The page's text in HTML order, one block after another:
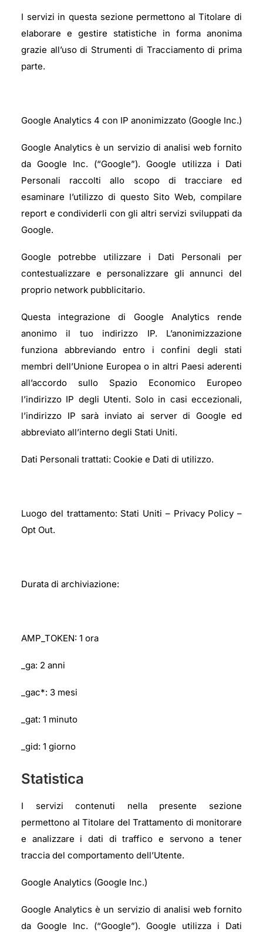
I servizi in questa sezione permettono al Titolare di
elaborare e gestire statistiche in forma anonima
grazie all’uso di Strumenti di Tracciamento di prima
parte.
Google Analytics 4 con IP anonimizzato (Google Inc.)
Google Analytics è un servizio di analisi web fornito
da Google Inc. (“Google”). Google utilizza i Dati
Personali raccolti allo scopo di tracciare ed
esaminare l’utilizzo di questo Sito Web, compilare
report e condividerli con gli altri servizi sviluppati da
Google.
Google potrebbe utilizzare i Dati Personali per
contestualizzare e personalizzare gli annunci del
proprio network pubblicitario.
Questa integrazione di Google Analytics rende
anonimo il tuo indirizzo IP. L’anonimizzazione
funziona abbreviando entro i confini degli stati
membri dell’Unione Europea o in altri Paesi aderenti
all’accordo sullo Spazio Economico Europeo
l’indirizzo IP degli Utenti. Solo in casi eccezionali,
l’indirizzo IP sarà inviato ai server di Google ed
abbreviato all’interno degli Stati Uniti.
Dati Personali trattati: Cookie e Dati di utilizzo.
Luogo del trattamento: Stati Uniti – Privacy Policy –
Opt Out.
Durata di archiviazione:
AMP_TOKEN: 1 ora
_ga: 2 anni
_gac*: 3 mesi
_gat: 1 minuto
_gid: 1 giorno
Statistica
I servizi contenuti nella presente sezione
permettono al Titolare del Trattamento di monitorare
e analizzare i dati di traffico e servono a tener
traccia del comportamento dell’Utente.
Google Analytics (Google Inc.)
Google Analytics è un servizio di analisi web fornito
da Google Inc. (“Google”). Google utilizza i Dati